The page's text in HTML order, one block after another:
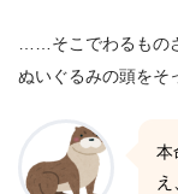
……そこでわるもの
ぬいぐるみの頭をそ
本